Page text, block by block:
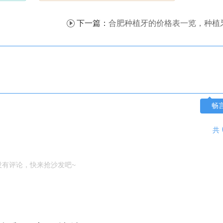
下一篇： 合肥种植牙的价格表一览，种植牙之前有哪些
畅
共
有评论，快来抢沙发吧~